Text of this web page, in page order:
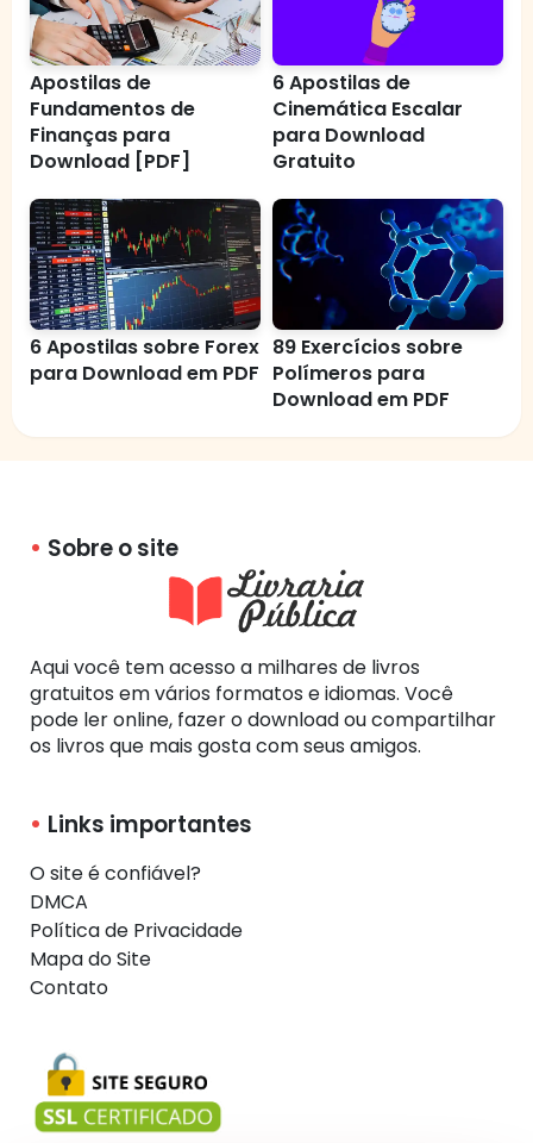
Apostilas de
Fundamentos de
Finanças para
Download [PDF]
6 Apostilas de
Cinemática Escalar
para Download
Gratuito
6 Apostilas sobre Forex
para Download em PDF
89 Exercícios sobre
Polímeros para
Download em PDF
Sobre o site
Aqui você tem acesso a milhares de livros
gratuitos em vários formatos e idiomas. Você
pode ler online, fazer o download ou compartilhar
os livros que mais gosta com seus amigos.
Links importantes
O site é confiável?
DMCA
Política de Privacidade
Mapa do Site
Contato